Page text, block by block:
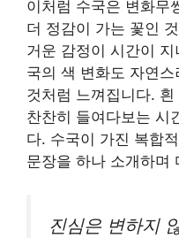
이처럼 수국은 변화무
더 정감이 가는 꽃인
거운 감정이 시간이
국의 색 변화도 자연
것처럼 느껴집니다.
찬찬히 들여다보는 시
다. 수국이 가진 복합
문장을 하나 소개하며
진심은 변하지